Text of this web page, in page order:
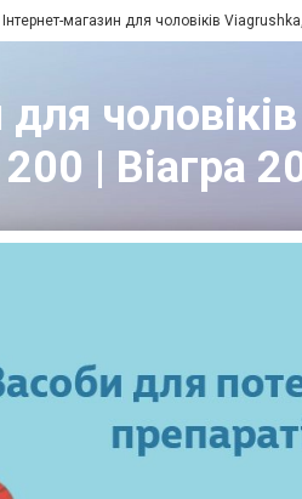
Інтернет-магазин для чоловіків
| Віагра